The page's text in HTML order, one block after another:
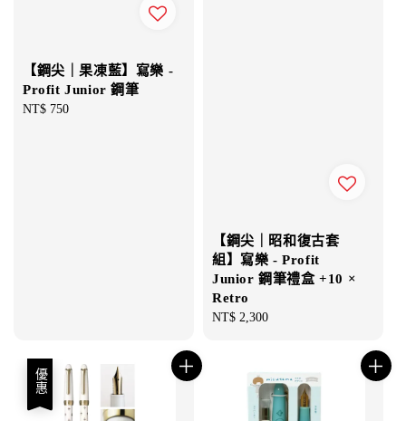
【鋼尖｜果凍藍】寫樂 -
Profit Junior 鋼筆
Regular
NT$ 750
【鋼尖｜昭和復古套
組】寫樂 - Profit
Junior 鋼筆禮盒 +10 ×
Retro
Regular
NT$ 2,300
優惠